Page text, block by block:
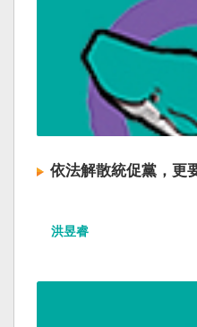
依法解散統促黨，更
洪昱睿